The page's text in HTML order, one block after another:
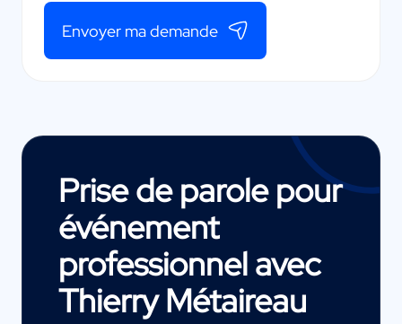
Envoyer ma demande
Prise de parole pour
événement
professionnel avec
Thierry Métaireau